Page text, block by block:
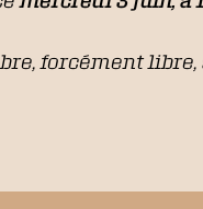
forcément